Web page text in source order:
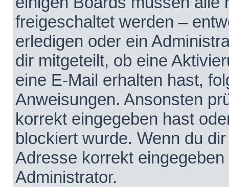
freigeschaltet werden –
erledigen oder ein
dir mitgeteilt, ob eine
eine E-Mail erhalten hast,
Anweisungen. Ansonsten
korrekt eingegeben hast
blockiert wurde. Wenn du
Adresse korrekt
Administrator.